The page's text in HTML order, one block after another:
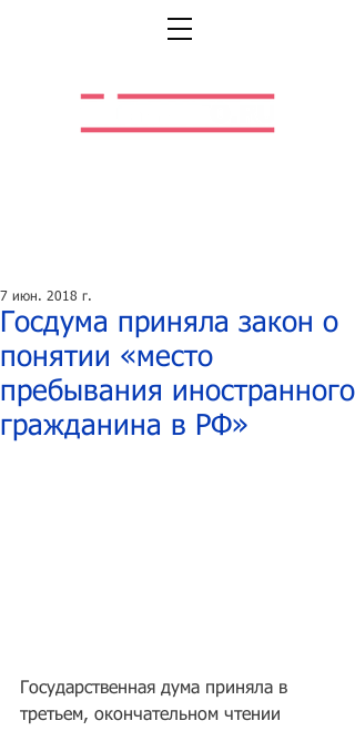
Госдума приняла закон о
понятии «место
пребывания иностранного
гражданина в РФ»
7 июн. 2018 г.
Государственная дума приняла в
третьем, окончательном чтении